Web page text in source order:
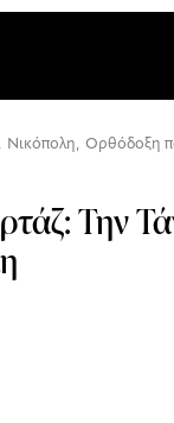
, Νικόπολη, Ορθόδοξη
Την